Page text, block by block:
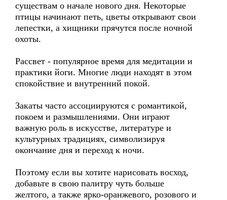
существам о начале нового дня. Некоторые
птицы начинают петь, цветы открывают свои
лепестки, а хищники прячутся после ночной
охоты.
Рассвет - популярное время для медитации и
практики йоги. Многие люди находят в этом
спокойствие и внутренний покой.
Закаты часто ассоциируются с романтикой,
покоем и размышлениями. Они играют
важную роль в искусстве, литературе и
культурных традициях, символизируя
окончание дня и переход к ночи.
Поэтому если вы хотите нарисовать восход,
добавьте в свою палитру чуть больше
желтого, а также ярко-оранжевого, розового и